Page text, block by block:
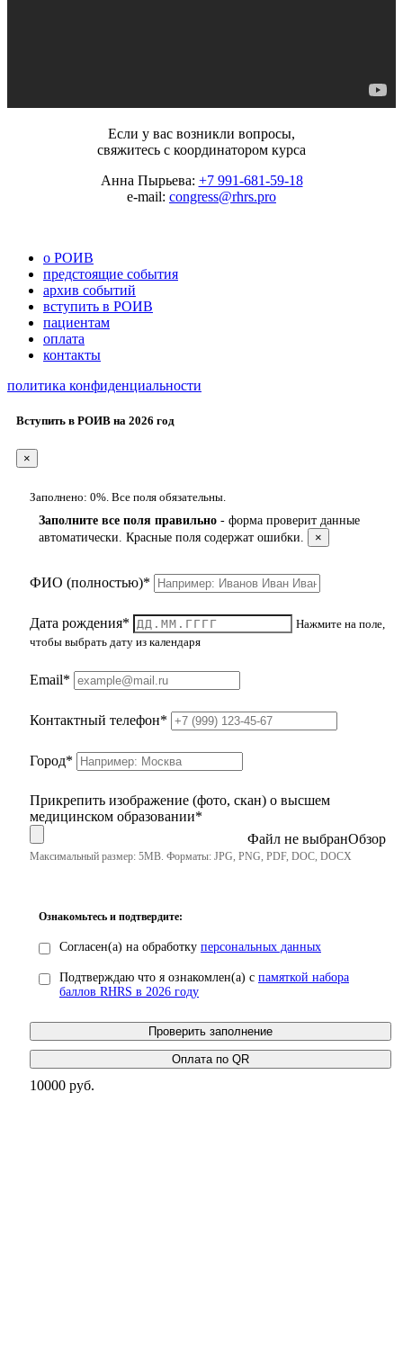
Если у вас возникли вопросы,
свяжитесь с координатором курса
Анна Пырьева: +7 991-681-59-18
e-mail: congress@rhrs.pro
о РОИВ
предстоящие события
архив событий
вступить в РОИВ
пациентам
оплата
контакты
политика конфиденциальности
Вступить в РОИВ на 2026 год
×
Заполнено: 0% . Все поля обязательны.
Заполните все поля правильно - форма проверит данные
автоматически. Красные поля содержат ошибки.
×
ФИО (полностью)*
Дата рождения*
Нажмите на поле,
чтобы выбрать дату из календаря
Email*
Контактный телефон*
Город*
Прикрепить изображение (фото, скан) о высшем
медицинском образовании*
Файл не выбран
Максимальный размер: 5MB. Форматы: JPG, PNG, PDF, DOC, DOCX
Ознакомьтесь и подтвердите:
Согласен(а) на обработку персональных данных
Подтверждаю что я ознакомлен(а) с памяткой набора
баллов RHRS в 2026 году
Проверить заполнение
10000 руб.